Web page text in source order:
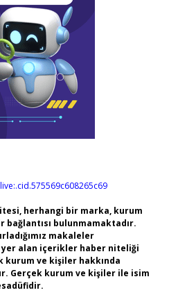
herhangi bir marka, kurum
bağlantısı bulunmamaktadır.
makaleler
yer alan içerikler haber niteliği
kurum ve kişiler hakkında
Gerçek kurum ve kişiler ile isim